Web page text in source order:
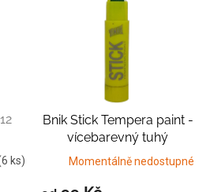
12
ks)
Bnik Stick Tempera paint -
vícebarevný tuhý
popisovač
2 nebo 4 barvy
Momentálně nedostupné